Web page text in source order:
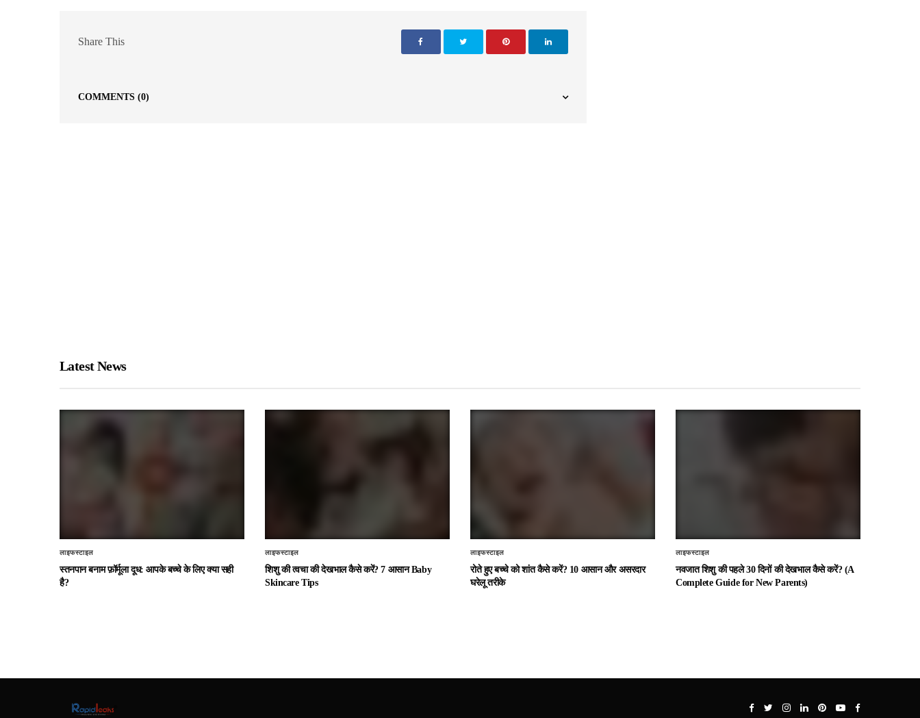
Share This
COMMENTS (0)
Latest News
लाइफस्टाइल
स्तनपान बनाम फ़ॉर्मूला दूध: आपके बच्चे के लिए क्या सही
है?
लाइफस्टाइल
शिशु की त्वचा की देखभाल कैसे करें? 7 आसान Baby
Skincare Tips
लाइफस्टाइल
रोते हुए बच्चे को शांत कैसे करें? 10 आसान और असरदार
घरेलू तरीके
लाइफस्टाइल
नवजात शिशु की पहले 30 दिनों की देखभाल कैसे करें? (A
Complete Guide for New Parents)